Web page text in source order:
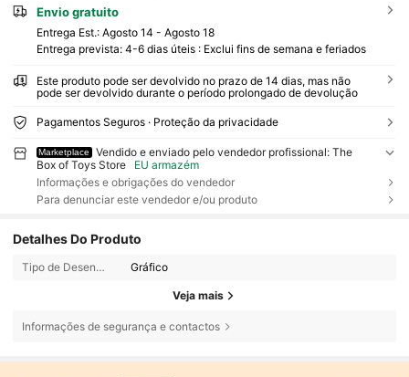
Envio gratuito
Entrega Est.: Agosto 14 - Agosto 18
Entrega prevista: 4-6 dias úteis : Exclui fins de semana e feriados
Este produto pode ser devolvido no prazo de 14 dias, mas não
pode ser devolvido durante o período prolongado de devolução
Pagamentos Seguros · Proteção da privacidade
Marketplace
Vendido e enviado pelo vendedor profissional: The
Box of Toys Store
EU armazém
Informações e obrigações do vendedor
Para denunciar este vendedor e/ou produto
Detalhes Do Produto
Tipo de Desenho: Gráfico
Veja mais
Informações de segurança e contactos